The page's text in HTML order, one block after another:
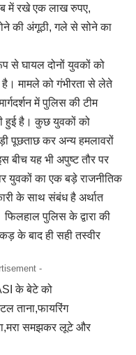
में रखे एक लाख रुपए,
की अंगूठी, गले से सोने का
से घायल दोनों युवकों को
है। मामले को गंभीरता से लेते
में पुलिस की टीम
हुई है। कुछ युवकों को
पूछताछ कर अन्य हमलावरों
बीच यह भी अपुष्ट तौर पर
युवकों का एक बड़े राजनीतिक
के साथ संबंध है अर्थात
पुलिस के द्वारा की
के बाद ही सही तस्वीर
-
के बेटे को
ताना,फायरिंग
समझकर लूटे और